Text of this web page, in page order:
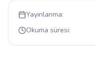
Yayınlanma:
Okuma süresi: